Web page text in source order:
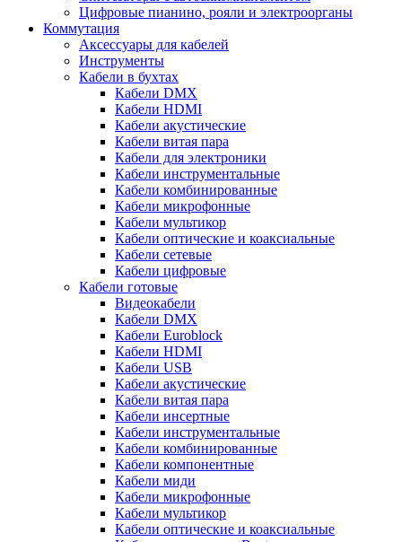
Цифровые пианино, рояли и электроорганы
Коммутация
Аксессуары для кабелей
Инструменты
Кабели в бухтах
Кабели DMX
Кабели HDMI
Кабели акустические
Кабели витая пара
Кабели для электроники
Кабели инструментальные
Кабели комбинированные
Кабели микрофонные
Кабели мультикор
Кабели оптические и коаксиальные
Кабели сетевые
Кабели цифровые
Кабели готовые
Видеокабели
Кабели DMX
Кабели Euroblock
Кабели HDMI
Кабели USB
Кабели акустические
Кабели витая пара
Кабели инсертные
Кабели инструментальные
Кабели комбинированные
Кабели компонентные
Кабели миди
Кабели микрофонные
Кабели мультикор
Кабели оптические и коаксиальные